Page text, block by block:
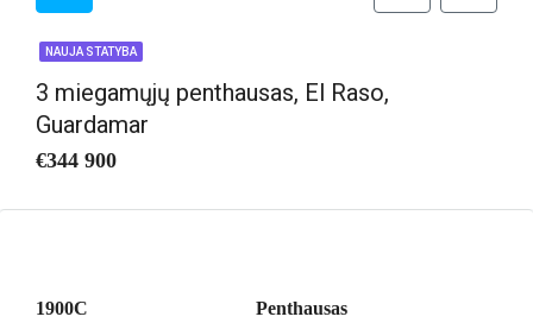
NAUJA STATYBA
3 miegamųjų penthausas, El Raso,
Guardamar
€344 900
1900C Penthausas